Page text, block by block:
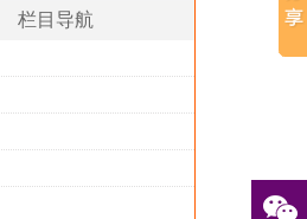
栏目导航